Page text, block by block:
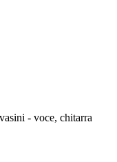
- voce, chitarra